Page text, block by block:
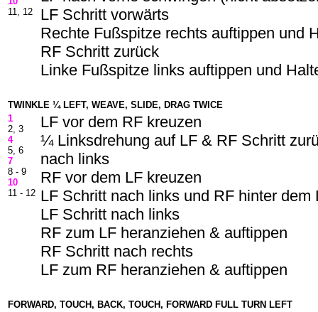
11, 12
LF Schritt vorwärts
Rechte Fußspitze rechts auftippen und
RF Schritt zurück
Linke Fußspitze links auftippen und
TWINKLE ¼ LEFT, WEAVE, SLIDE, DRAG TWICE
1
2, 3
4
5, 6
7
8 - 9
10
11 - 12
LF vor dem RF kreuzen
¼ Linksdrehung auf LF & RF Schritt
nach links
RF vor dem LF kreuzen
LF Schritt nach links und RF hinter dem
LF Schritt nach links
RF zum LF heranziehen & auftippen
RF Schritt nach rechts
LF zum RF heranziehen & auftippen
FORWARD, TOUCH, BACK, TOUCH, FORWARD FULL TURN LEFT